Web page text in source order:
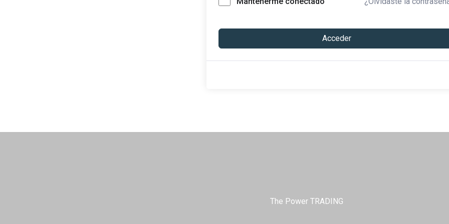
Acceder
The Power TRADING